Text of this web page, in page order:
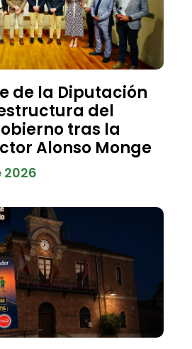
de la Diputación
del
tras la
Alonso Monge
2026